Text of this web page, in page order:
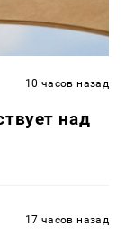
10 часов назад
над
17 часов назад